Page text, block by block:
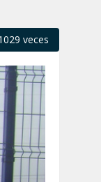
veces